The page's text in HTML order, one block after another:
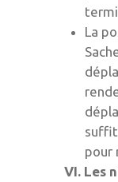
La
suffit
pour
VI. Les